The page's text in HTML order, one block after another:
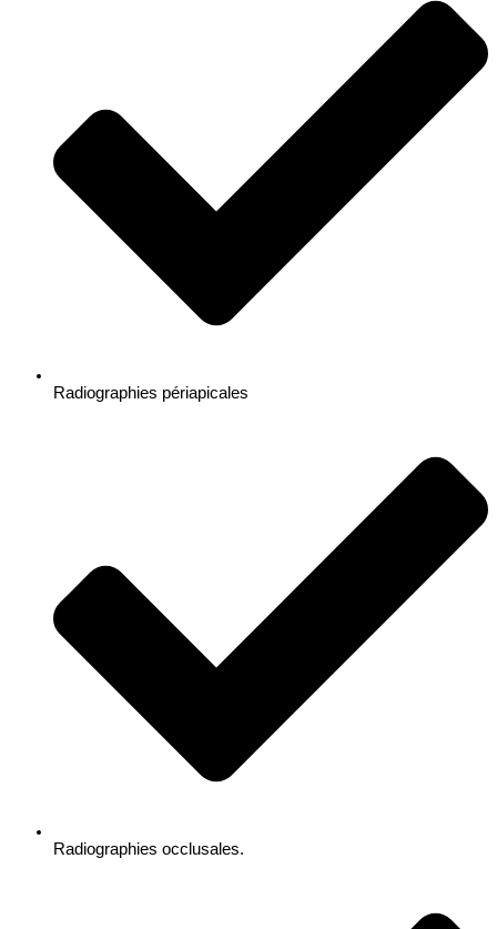
Radiographies périapicales
Radiographies occlusales.